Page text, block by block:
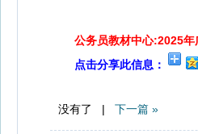
公务员教材中心:2025
点击分享此信息：
没有了 | 下一篇 »